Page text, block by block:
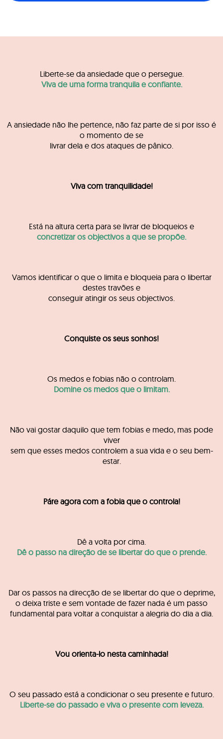
Liberte-se da ansiedade que o persegue.
Viva de uma forma tranquila e confiante.
A ansiedade não lhe pertence, não faz parte de si por isso é
o momento de se
livrar dela e dos ataques de pânico.
Viva com tranquilidade!
Está na altura certa para se livrar de bloqueios e
concretizar os objectivos a que se propõe.
Vamos identificar o que o limita e bloqueia para o libertar
destes travões e
conseguir atingir os seus objectivos.
Conquiste os seus sonhos!
Os medos e fobias não o controlam.
Domine os medos que o limitam.
Não vai gostar daquilo que tem fobias e medo, mas pode
viver
sem que esses medos controlem a sua vida e o seu bem-
estar.
Páre agora com a fobia que o controla!
Dê a volta por cima.
Dê o passo na direção de se libertar do que o prende.
Dar os passos na direcção de se libertar do que o deprime,
o deixa triste e sem vontade de fazer nada é um passo
fundamental para voltar a conquistar a alegria do dia a dia.
Vou orienta-lo nesta caminhada!
O seu passado está a condicionar o seu presente e futuro.
Liberte-se do passado e viva o presente com leveza.